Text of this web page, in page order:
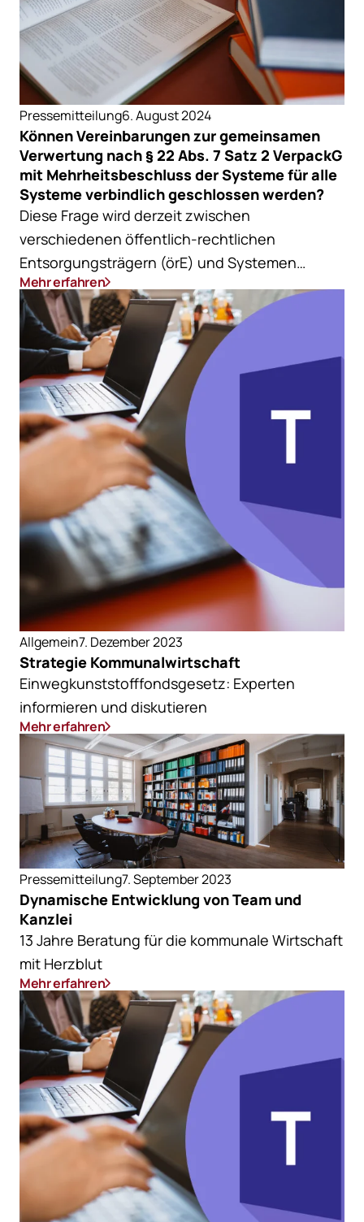
Pressemitteilung6. August 2024
Können Vereinbarungen zur gemeinsamen
Verwertung nach § 22 Abs. 7 Satz 2 VerpackG
mit Mehrheitsbeschluss der Systeme für alle
Systeme verbindlich geschlossen werden?
Diese Frage wird derzeit zwischen
verschiedenen öffentlich-rechtlichen
Entsorgungsträgern (örE) und Systemen
diskutiert.
Mehr erfahren
Allgemein7. Dezember 2023
Strategie Kommunalwirtschaft
Einwegkunststofffondsgesetz: Experten
informieren und diskutieren
Mehr erfahren
Pressemitteilung7. September 2023
Dynamische Entwicklung von Team und
Kanzlei
13 Jahre Beratung für die kommunale Wirtschaft
mit Herzblut
Mehr erfahren